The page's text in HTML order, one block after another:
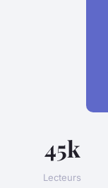
45k
Lecteurs